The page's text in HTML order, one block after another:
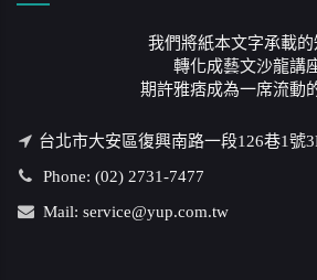
我們將紙本文字承載的
轉化成藝文沙龍講
期許雅痞成為一席流動
台北市大安區復興南路一段126巷1號
Phone: (02) 2731-7477
Mail: service@yup.com.tw